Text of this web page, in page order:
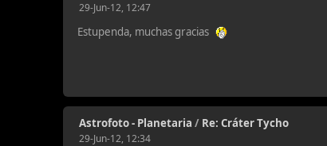
29-Jun-12, 12:47
Estupenda, muchas gracias
Astrofoto - Planetaria / Re: Cráter Tycho
29-Jun-12, 12:34